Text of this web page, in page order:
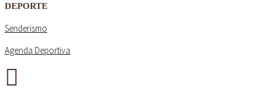
DEPORTE
Senderismo
Agenda Deportiva